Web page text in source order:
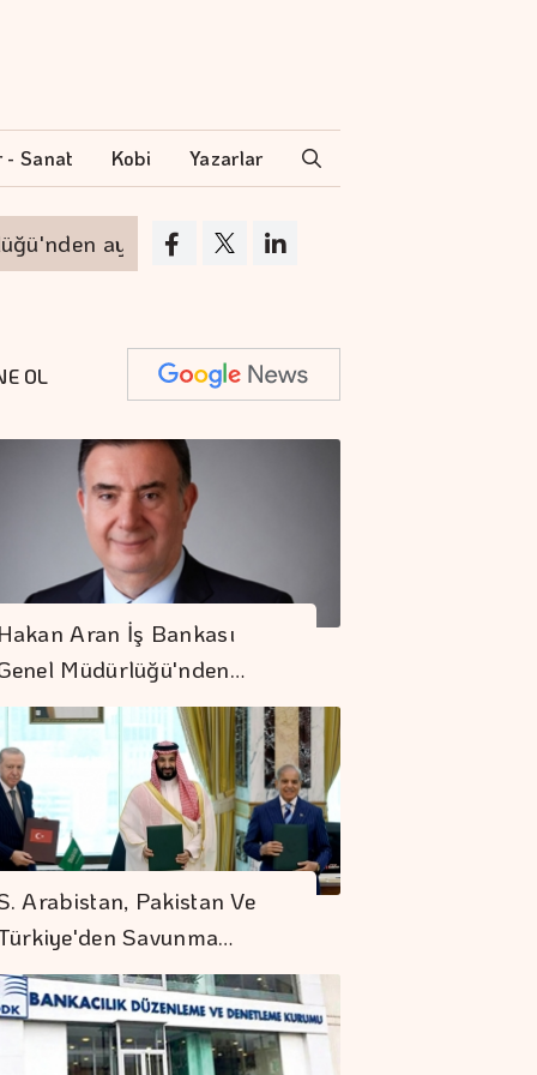
- Sanat Kobi Yazarlar
ayrılıyor VakıfBank'ın aktif
OL
Hakan Aran İş Bankası
Müdürlüğü'nden…
Arabistan, Pakistan Ve
Savunma…